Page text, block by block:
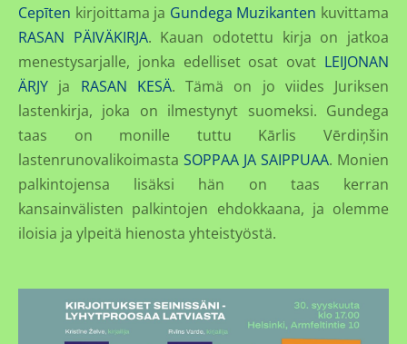
Cepīten kirjoittama ja Gundega Muzikanten kuvittama
RASAN PÄIVÄKIRJA. Kauan odotettu kirja on jatkoa
menestysarjalle, jonka edelliset osat ovat LEIJONAN
ÄRJY ja RASAN KESÄ. Tämä on jo viides Juriksen
lastenkirja, joka on ilmestynyt suomeksi. Gundega
taas on monille tuttu Kārlis Vērdiņšin
lastenrunovalikoimasta SOPPAA JA SAIPPUAA. Monien
palkintojensa lisäksi hän on taas kerran
kansainvälisten palkintojen ehdokkaana, ja olemme
iloisia ja ylpeitä hienosta yhteistyöstä.